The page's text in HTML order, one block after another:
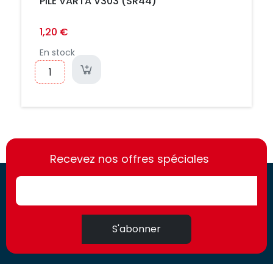
1,20 €
En stock
https://france-
access.fr
https://france-
access.fr
Recevez nos offres spéciales
S'abonner